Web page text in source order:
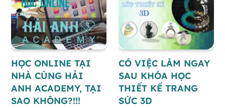
HỌC ONLINE TẠI
NHÀ CÙNG HẢI
ANH ACADEMY, TẠI
SAO KHÔNG?!!!
CÓ VIỆC LÀM NGAY
SAU KHÓA HỌC
THIẾT KẾ TRANG
SỨC 3D